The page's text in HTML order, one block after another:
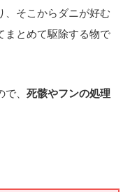
、そこからダニが好む
まとめて駆除する物で
、 死骸やフンの処理